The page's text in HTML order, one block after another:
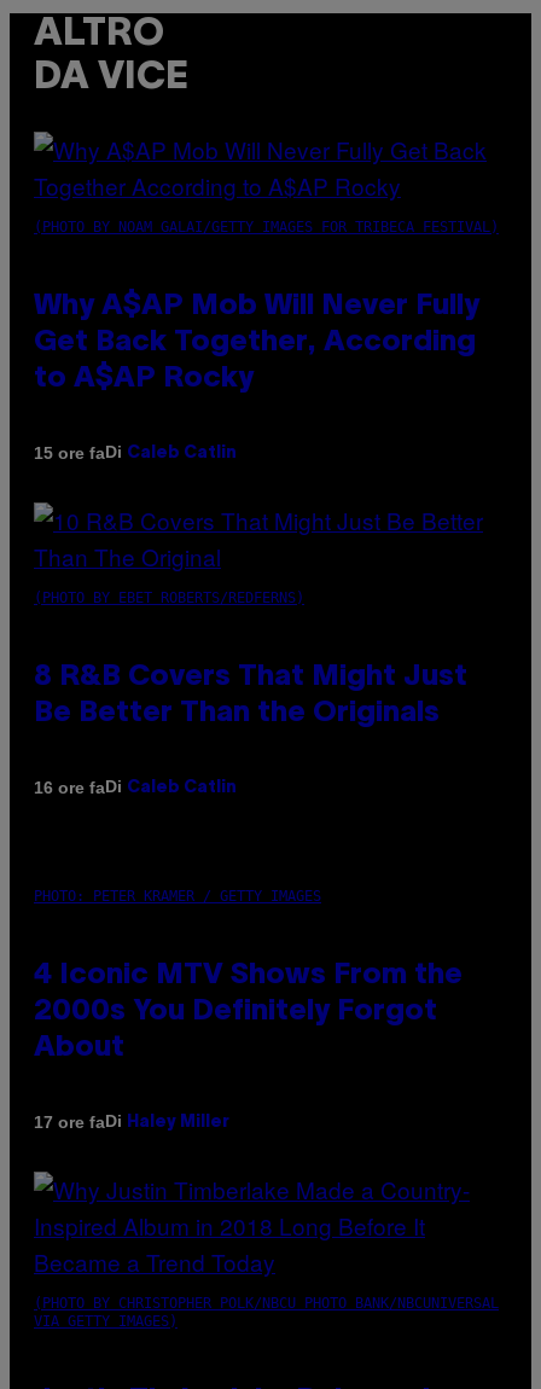
ALTRO
DA VICE
(PHOTO BY NOAM GALAI/GETTY IMAGES FOR TRIBECA FESTIVAL)
Why A$AP Mob Will Never Fully
Get Back Together, According
to A$AP Rocky
15 ore faDi Caleb Catlin
(PHOTO BY EBET ROBERTS/REDFERNS)
8 R&B Covers That Might Just
Be Better Than the Originals
16 ore faDi Caleb Catlin
PHOTO: PETER KRAMER / GETTY IMAGES
4 Iconic MTV Shows From the
2000s You Definitely Forgot
About
17 ore faDi Haley Miller
(PHOTO BY CHRISTOPHER POLK/NBCU PHOTO BANK/NBCUNIVERSAL
VIA GETTY IMAGES)